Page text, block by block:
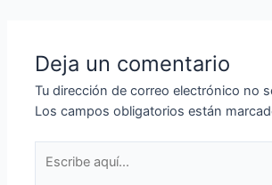
Deja un comentario
Tu dirección de correo electrónico no
Los campos obligatorios están